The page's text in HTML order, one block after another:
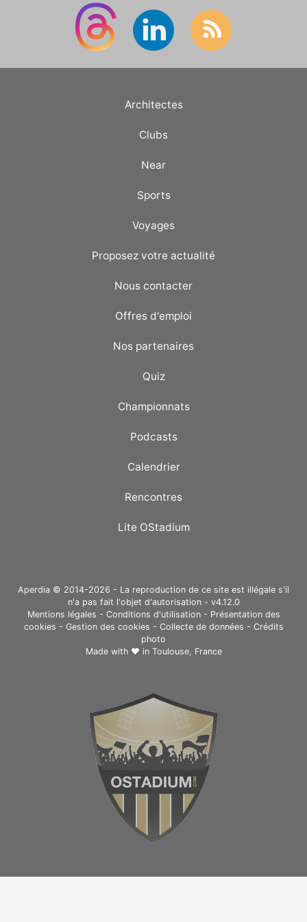
(https://www.ostadium.com/stadium/4694/stade-
municipal-de-petange) |
Architectes
Clubs
Near
Sports
Voyages
Proposez votre actualité
Nous contacter
Offres d'emploi
Nos partenaires
Quiz
Championnats
Podcasts
Calendrier
Rencontres
Lite OStadium
Aperdia © 2014-2026 - La reproduction de ce site est illégale s'il
n'a pas fait l'objet d'autorisation - v4.12.0
Mentions légales - Conditions d'utilisation- Présentation des
cookies - Gestion des cookies - Collecte de données - Crédits
photo
Made with ❤ in Toulouse, France